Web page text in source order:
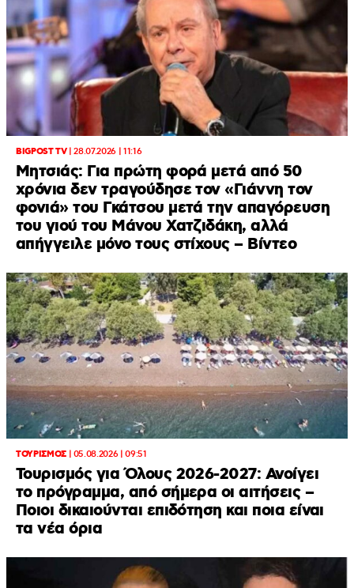
BIGPOST TV|28.07.2026 | 11:16
Μητσιάς: Για πρώτη φορά μετά από 50
χρόνια δεν τραγούδησε τον «Γιάννη τον
φονιά» του Γκάτσου μετά την απαγόρευση
του γιού του Μάνου Χατζιδάκη, αλλά
απήγγειλε μόνο τους στίχους – Βίντεο
ΤΟΥΡΙΣΜΟΣ| 05.08.2026 | 09:51
Τουρισμός για Όλους 2026-2027: Ανοίγει
το πρόγραμμα, από σήμερα οι αιτήσεις –
Ποιοι δικαιούνται επιδότηση και ποια είναι
τα νέα όρια